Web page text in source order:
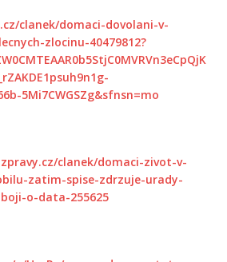
clanek/domaci-dovolani-v-
zlocinu-40479812?
5Mi7CWGSZg&sfnsn=mo
clanek/domaci-zivot-v-
zatim-spise-zdrzuje-urady-
o-data-255625